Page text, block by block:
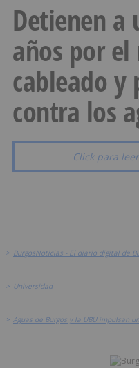
Detienen a
años por
cableado y
contra los
Click para
> BurgosNoticias - El diario digital de
> Universidad
> Aguas de Burgos y la UBU impulsan